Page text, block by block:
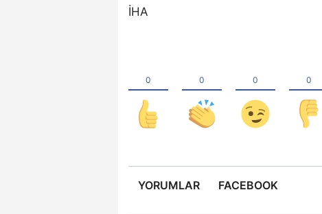
İHA
YORUMLAR FACEBOOK